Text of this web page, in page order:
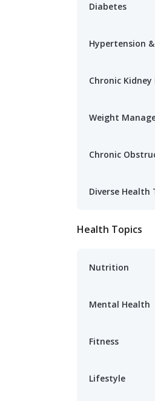
Diabetes
Hypertension
Chronic Kidney
Weight
Chronic
Diverse Health
Health Topics
Nutrition
Mental Health
Fitness
Lifestyle